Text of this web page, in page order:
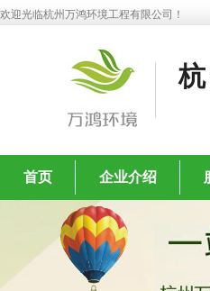
欢迎光临杭州万鸿环境工程有限公司！
首页 企业介绍